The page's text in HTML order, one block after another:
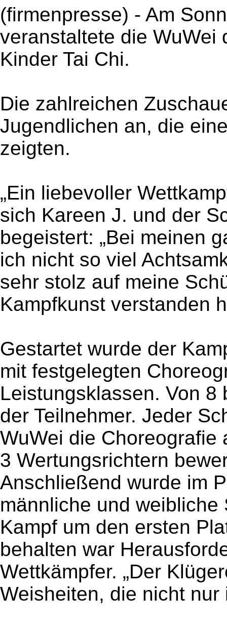
(firmenpresse) - Am
veranstaltete die WuWei
Kinder Tai Chi.
Die zahlreichen
Jugendlichen an, die
zeigten.
„Ein liebevoller
sich Kareen J. und der
begeistert: „Bei meinen
ich nicht so viel
sehr stolz auf meine
Kampfkunst verstanden
Gestartet wurde der
mit festgelegten
Leistungsklassen. Von 8
der Teilnehmer. Jeder
WuWei die
3 Wertungsrichtern
Anschließend wurde im
männliche und
Kampf um den ersten
behalten war
Wettkämpfer. „Der
Weisheiten, die nicht